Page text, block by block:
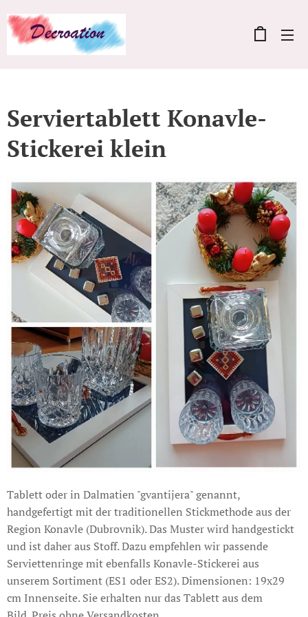
Serviertablett Konavle-
Stickerei klein
Tablett oder in Dalmatien "gvantijera" genannt,
handgefertigt mit der traditionellen Stickmethode aus der
Region Konavle (Dubrovnik). Das Muster wird handgestickt
und ist daher aus Stoff. Dazu empfehlen wir passende
Serviettenringe mit ebenfalls Konavle-Stickerei aus
unserem Sortiment (ES1 oder ES2). Dimensionen: 19x29
cm Innenseite. Sie erhalten nur das Tablett aus dem